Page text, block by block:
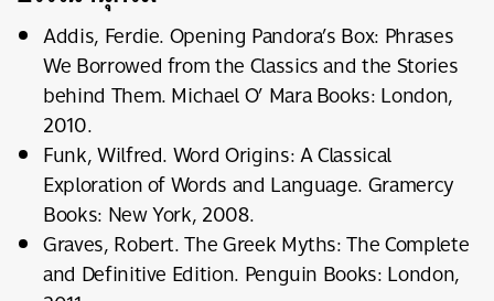
Addis, Ferdie. Opening Pandora’s Box: Phrases
We Borrowed from the Classics and the Stories
behind Them. Michael O’ Mara Books: London,
2010.
Funk, Wilfred. Word Origins: A Classical
Exploration of Words and Language. Gramercy
Books: New York, 2008.
Graves, Robert. The Greek Myths: The Complete
and Definitive Edition. Penguin Books: London,